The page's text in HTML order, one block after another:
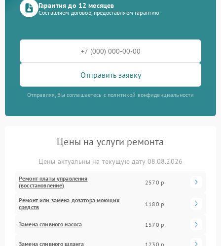
Гарантия до 12 месяцев
Составляем договор, предоставляем гарантию
Отправить заявку
Отправляя, Вы соглашаетесь с политикой конфиденциальности
Цены на услуги ремонта
Цены актуальны на текущую дату 08.08.2026
Ремонт платы управления
(восстановление)
2570 р
Ремонт или замена дозатора моющих
средств
1180 р
Замена сливного насоса 1570 р
Замена сливного шланга 1230 р